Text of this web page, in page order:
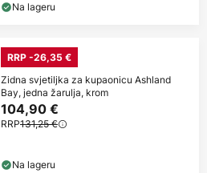
Na lageru
RRP -26,35 €
Zidna svjetiljka za kupaonicu Ashland
Bay, jedna žarulja, krom
104,90 €
RRP131,25 €
Na lageru